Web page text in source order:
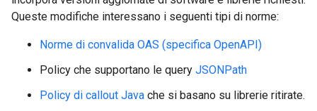
Queste modifiche interessano i seguenti tipi di norme:
Norme di convalida OAS (specifica OpenAPI)
Policy che supportano le query JSONPath
Policy di callout Java che si basano su librerie ritirate.